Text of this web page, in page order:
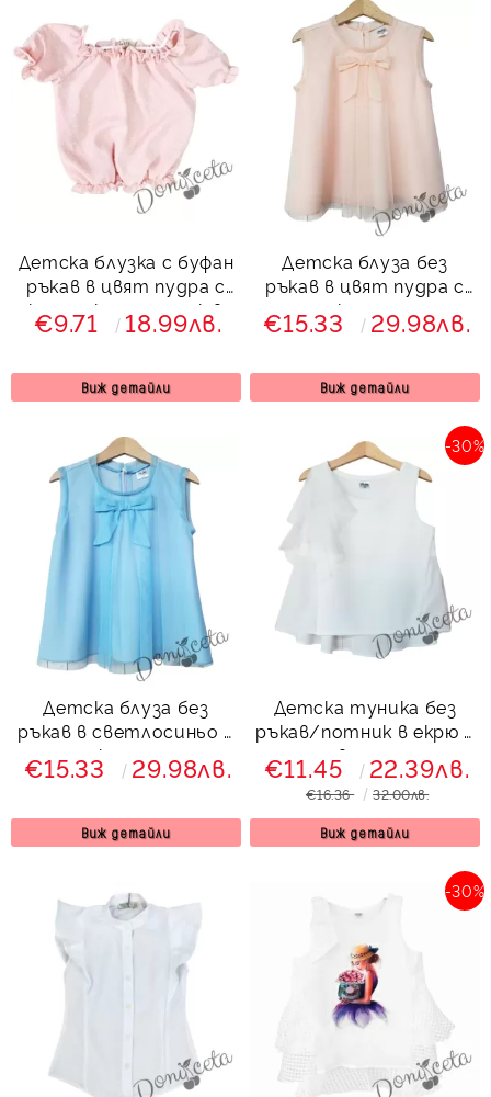
Детска блузка с буфан
ръкав в цвят пудра с
къдрички и ластик в
долната част и бижу
€9.71 18.99лв.
Виж детайли
Детска блуза без
ръкав в цвят пудра с
панделка за момиче
Вая
€15.33 29.98лв.
Виж детайли
Детска блуза без
ръкав в светлосиньо с
панделка за момиче
Вая
€15.33 29.98лв.
Виж детайли
Детска туника без
ръкав/потник в екрю с
волан
-30%
€11.45 22.39лв.
€16.36 32.00лв.
Виж детайли
-30%